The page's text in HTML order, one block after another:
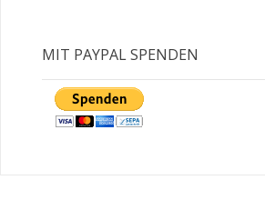
MIT PAYPAL SPENDEN